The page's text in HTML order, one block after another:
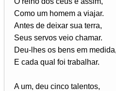
Como um homem a viajar.
Antes de deixar sua terra,
Seus servos veio chamar.
Deu-lhes os bens em medida,
E cada qual foi trabalhar.
A um, deu cinco talentos,